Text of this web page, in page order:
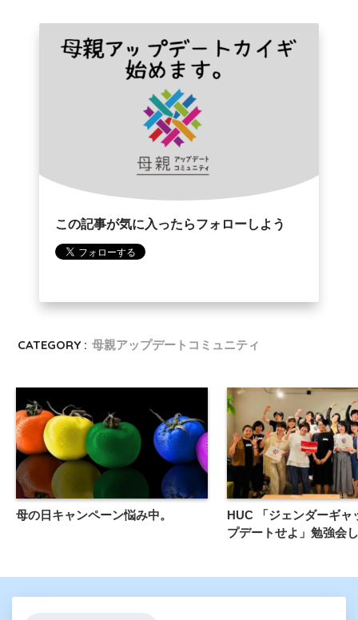
この記事が気に入ったらフォローしよう
CATEGORY : 母親アップデートコミュニティ
母の日キャンペーン悩み中。
HUC 「ジェンダーギャ
プデートせよ」勉強会